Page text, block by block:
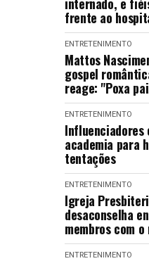
frente ao
ENTRETENIMENTO
Mattos
gospel
reage: "Poxa
ENTRETENIMENTO
academia para
tentações
ENTRETENIMENTO
Igreja
desaconselha
membros com o
ENTRETENIMENTO